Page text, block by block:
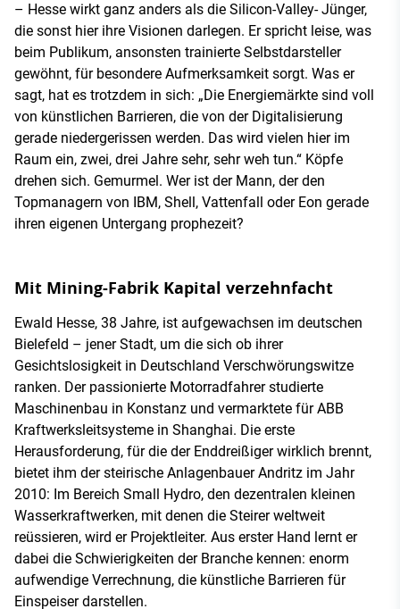
– Hesse wirkt ganz anders als die Silicon-Valley- Jünger,
die sonst hier ihre Visionen darlegen. Er spricht leise, was
beim Publikum, ansonsten trainierte Selbstdarsteller
gewöhnt, für besondere Aufmerksamkeit sorgt. Was er
sagt, hat es trotzdem in sich: „Die Energiemärkte sind voll
von künstlichen Barrieren, die von der Digitalisierung
gerade niedergerissen werden. Das wird vielen hier im
Raum ein, zwei, drei Jahre sehr, sehr weh tun.“ Köpfe
drehen sich. Gemurmel. Wer ist der Mann, der den
Topmanagern von IBM, Shell, Vattenfall oder Eon gerade
ihren eigenen Untergang prophezeit?
Mit Mining-Fabrik Kapital verzehnfacht
Ewald Hesse, 38 Jahre, ist aufgewachsen im deutschen
Bielefeld – jener Stadt, um die sich ob ihrer
Gesichtslosigkeit in Deutschland Verschwörungswitze
ranken. Der passionierte Motorradfahrer studierte
Maschinenbau in Konstanz und vermarktete für ABB
Kraftwerksleitsysteme in Shanghai. Die erste
Herausforderung, für die der Enddreißiger wirklich brennt,
bietet ihm der steirische Anlagenbauer Andritz im Jahr
2010: Im Bereich Small Hydro, den dezentralen kleinen
Wasserkraftwerken, mit denen die Steirer weltweit
reüssieren, wird er Projektleiter. Aus erster Hand lernt er
dabei die Schwierigkeiten der Branche kennen: enorm
aufwendige Verrechnung, die künstliche Barrieren für
Einspeiser darstellen.